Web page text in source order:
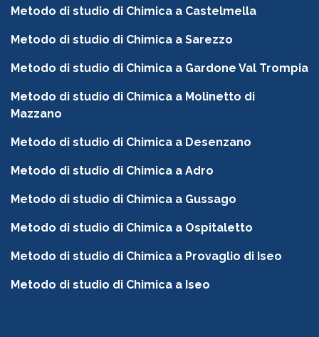
Metodo di studio di Chimica a Castelmella
Metodo di studio di Chimica a Sarezzo
Metodo di studio di Chimica a Gardone Val Trompia
Metodo di studio di Chimica a Molinetto di
Mazzano
Metodo di studio di Chimica a Desenzano
Metodo di studio di Chimica a Adro
Metodo di studio di Chimica a Gussago
Metodo di studio di Chimica a Ospitaletto
Metodo di studio di Chimica a Provaglio di Iseo
Metodo di studio di Chimica a Iseo